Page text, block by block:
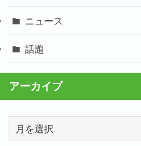
ニュース
話題
アーカイブ